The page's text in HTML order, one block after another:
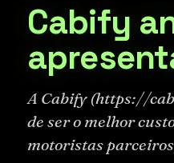
Cabify
A Cabify (https://
de ser o melhor
motoristas